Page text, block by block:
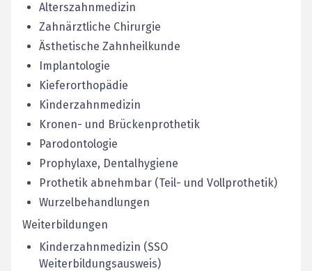
Alterszahnmedizin
Zahnärztliche Chirurgie
Ästhetische Zahnheilkunde
Implantologie
Kieferorthopädie
Kinderzahnmedizin
Kronen- und Brückenprothetik
Parodontologie
Prophylaxe, Dentalhygiene
Prothetik abnehmbar (Teil- und Vollprothetik)
Wurzelbehandlungen
Weiterbildungen
Kinderzahnmedizin (SSO
Weiterbildungsausweis)